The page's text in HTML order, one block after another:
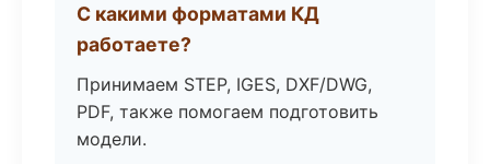
С какими форматами КД
работаете?
Принимаем STEP, IGES, DXF/DWG,
PDF, также помогаем подготовить
модели.